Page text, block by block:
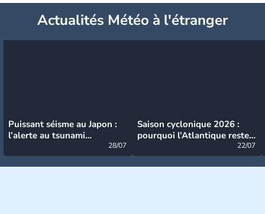
Actualités Météo à l'étranger
Puissant séisme au Japon :
l’alerte au tsunami
28/07
Saison cyclonique 2026 :
pourquoi l’Atlantique reste
22/07